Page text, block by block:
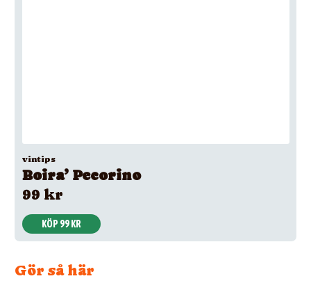
vintips
Boira’ Pecorino
99 kr
KÖP 99 KR
Gör så här